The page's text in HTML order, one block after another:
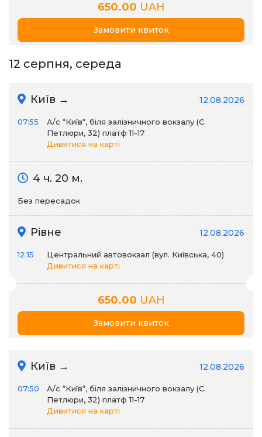
650.00 UAH
Замовити квиток
12 серпня, середа
Київ → 12.08.2026
07:55
А/c “Київ“, біля залізничного вокзалу (С.
Петлюри, 32) платф 11-17
Дивитися на карті
4 ч. 20 м.
Без пересадок
Рівне 12.08.2026
12:15
Центральний автовокзал (вул. Київська, 40)
Дивитися на карті
650.00 UAH
Замовити квиток
Київ → 12.08.2026
07:50
А/c “Київ“, біля залізничного вокзалу (С.
Петлюри, 32) платф 11-17
Дивитися на карті